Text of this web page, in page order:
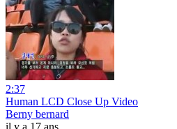
2:37
Human LCD Close Up Video
Berny bernard